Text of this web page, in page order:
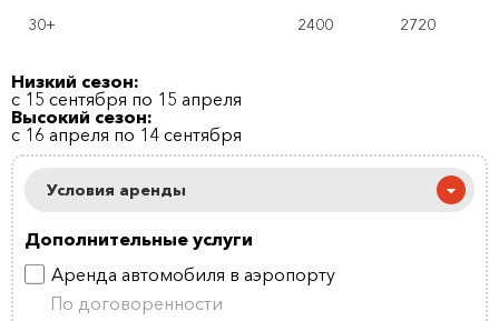
30+ 2400 2720
Низкий сезон:
с 15 сентября по 15 апреля
Высокий сезон:
с 16 апреля по 14 сентября
Условия аренды
Дополнительные услуги
Аренда автомобиля в аэропорту
По договоренности